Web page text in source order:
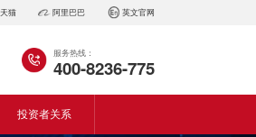
天猫 阿里巴巴 英文官网
服务热线：
400-8236-775
投资者关系